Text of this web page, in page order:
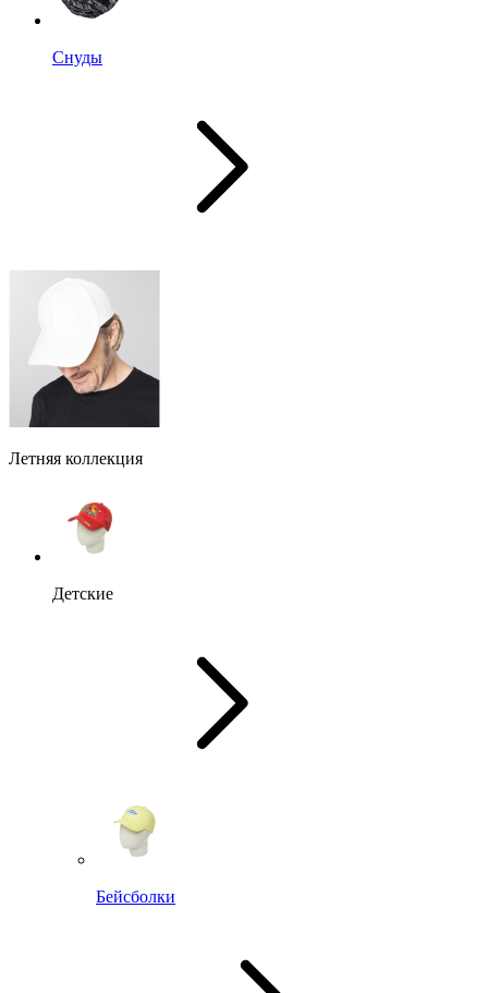
Снуды
Летняя коллекция
Детские
Бейсболки